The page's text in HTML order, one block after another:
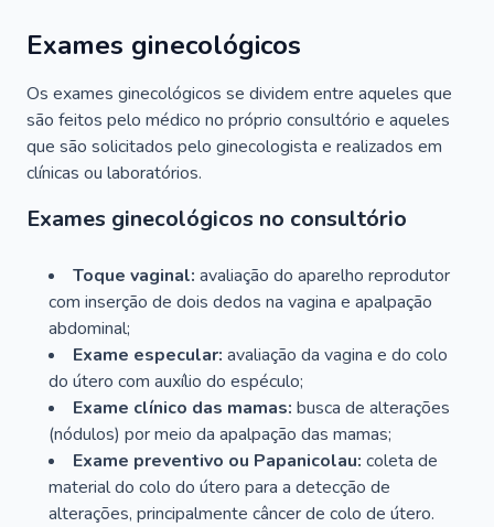
Exames ginecológicos
Os exames ginecológicos se dividem entre aqueles que
são feitos pelo médico no próprio consultório e aqueles
que são solicitados pelo ginecologista e realizados em
clínicas ou laboratórios.
Exames ginecológicos no consultório
Toque vaginal: avaliação do aparelho reprodutor
com inserção de dois dedos na vagina e apalpação
abdominal;
Exame especular: avaliação da vagina e do colo
do útero com auxílio do espéculo;
Exame clínico das mamas: busca de alterações
(nódulos) por meio da apalpação das mamas;
Exame preventivo ou Papanicolau: coleta de
material do colo do útero para a detecção de
alterações, principalmente câncer de colo de útero.